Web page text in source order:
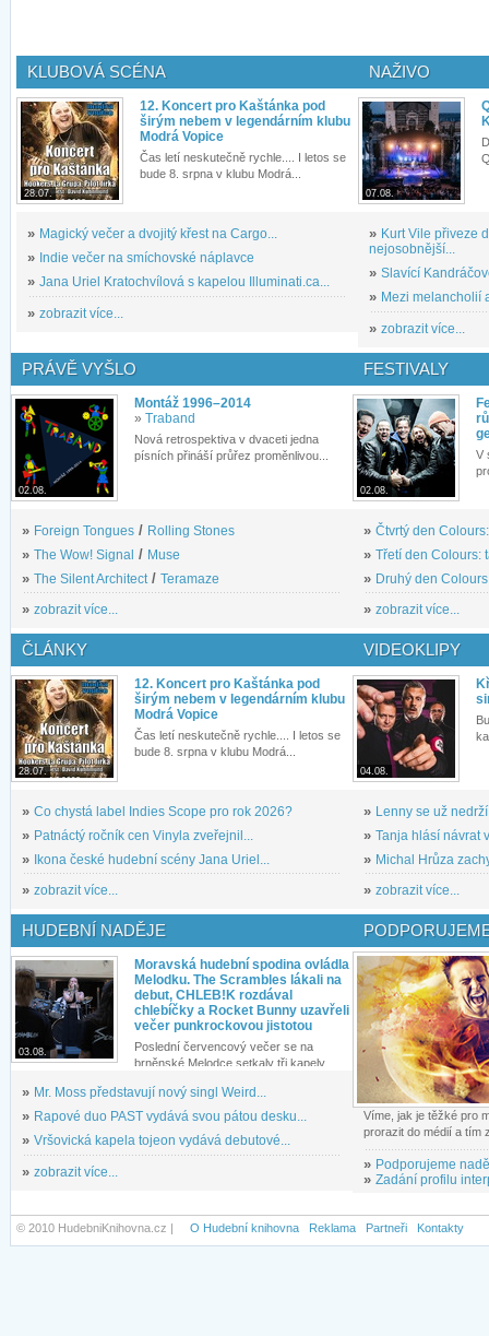
KLUBOVÁ SCÉNA
28.07.
12. Koncert pro Kaštánka pod
širým nebem v legendárním klubu
Modrá Vopice
Čas letí neskutečně rychle.... I letos se
bude 8. srpna v klubu Modrá...
» Magický večer a dvojitý křest na Cargo...
» Indie večer na smíchovské náplavce
» Jana Uriel Kratochvílová s kapelou Illuminati.ca...
» zobrazit více...
NAŽIVO
07.08.
» Kurt Vile přiveze
nejosobnější...
» Slavící
» Mezi melancholií
» zobrazit více...
PRÁVĚ VYŠLO
02.08.
Montáž 1996–2014
» Traband
Nová retrospektiva v dvaceti jedna
písních přináší průřez proměnlivou...
» Foreign Tongues / Rolling Stones
» The Wow! Signal / Muse
» The Silent Architect / Teramaze
» zobrazit více...
FESTIVALY
02.08.
V
» Čtvrtý den
» Třetí den Colours:
» Druhý den
» zobrazit více...
ČLÁNKY
28.07.
12. Koncert pro Kaštánka pod
širým nebem v legendárním klubu
Modrá Vopice
Čas letí neskutečně rychle.... I letos se
bude 8. srpna v klubu Modrá...
» Co chystá label Indies Scope pro rok 2026?
» Patnáctý ročník cen Vinyla zveřejnil...
»
Ikona české hudební scény Jana Uriel...
» zobrazit více...
VIDEOKLIPY
04.08.
» Lenny se už
» Tanja hlásí návrat
» Michal Hrůza
» zobrazit více...
HUDEBNÍ NADĚJE
03.08.
Moravská hudební spodina ovládla
Melodku. The Scrambles lákali na
debut, CHLEB!K rozdával
chlebíčky a Rocket Bunny uzavřeli
večer punkrockovou jistotou
Poslední červencový večer se na
brněnské Melodce setkaly tři kapely...
» Mr. Moss představují nový singl Weird...
» Rapové duo PAST vydává svou pátou desku...
» Vršovická kapela tojeon vydává debutové...
» zobrazit více...
Víme, jak je těžké pro
prorazit do médií a tím
» Podporujeme
» Zadání profilu
© 2010 HudebniKnihovna.cz | O Hudební knihovna Reklama Partneři Kontakty